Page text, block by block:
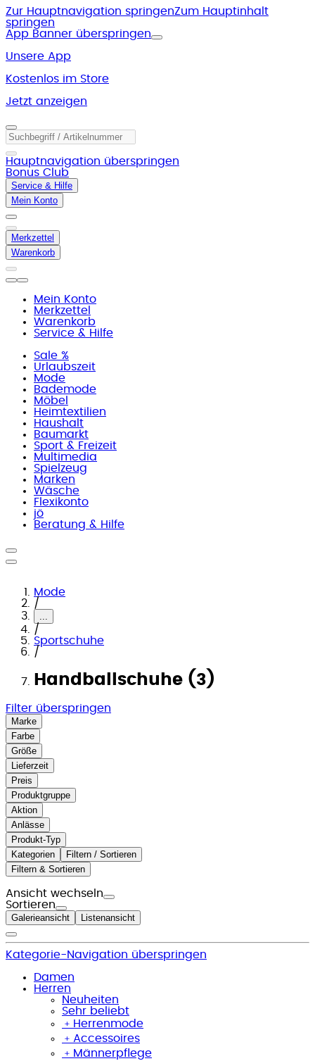
Zur Hauptnavigation springenZum Hauptinhalt
springen
App Banner überspringen
Unsere App
Kostenlos im Store
Jetzt anzeigen
Hauptnavigation überspringen
Bonus Club
Service & Hilfe
Mein Konto
Merkzettel
Warenkorb
Mein Konto
Merkzettel
Warenkorb
Service & Hilfe
Sale %
Urlaubszeit
Mode
Bademode
Möbel
Heimtextilien
Haushalt
Baumarkt
Sport & Freizeit
Multimedia
Spielzeug
Marken
Wäsche
Flexikonto
jö
Beratung & Hilfe
Mode
/
...
/
Sportschuhe
/
Handballschuhe (3)
Filter überspringen
Marke
Farbe
Größe
Lieferzeit
Preis
Produktgruppe
Aktion
Anlässe
Produkt-Typ
Kategorien
Filtern / Sortieren
Filtern & Sortieren
Ansicht wechseln
Sortieren
Galerieansicht Listenansicht
Kategorie-Navigation überspringen
Damen
Herren
Neuheiten
Sehr beliebt
﹢ Herrenmode
﹢ Accessoires
﹢ Männerpflege